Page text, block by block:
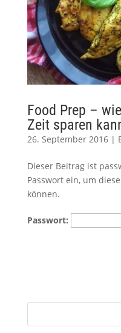
Food Prep –
Zeit sparen
26. September 2016|
Dieser Beitrag ist
Passwort ein, um
können.
Passwort: